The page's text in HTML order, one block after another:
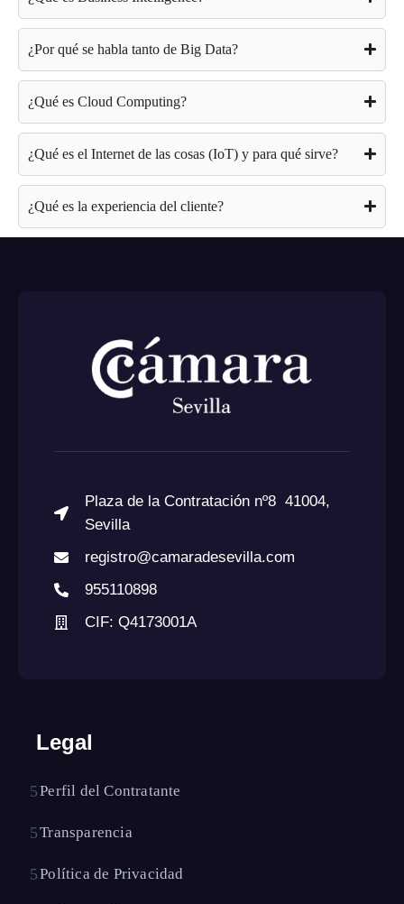
¿Por qué se habla tanto de Big Data?
¿Qué es Cloud Computing?
¿Qué es el Internet de las cosas (IoT) y para qué sirve?
¿Qué es la experiencia del cliente?
Plaza de la Contratación nº8 41004,
Sevilla
registro@camaradesevilla.com
955110898
CIF: Q4173001A
Legal
Perfil del Contratante
Transparencia
Política de Privacidad